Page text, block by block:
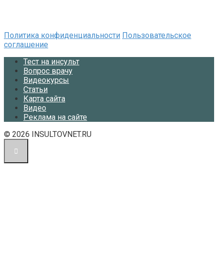
Политика конфиденциальности Пользовательское
соглашение
Тест на инсульт
Вопрос врачу
Видеокурсы
Статьи
Карта сайта
Видео
Реклама на сайте
© 2026 INSULTOVNET.RU